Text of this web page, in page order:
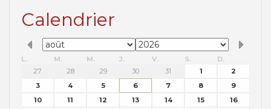
Calendrier
L. M. M. J. V. S.
D.
27
28 29 30 31 1
2
3
4 5 6 7 8
9
10
11 12 13 14 15
16